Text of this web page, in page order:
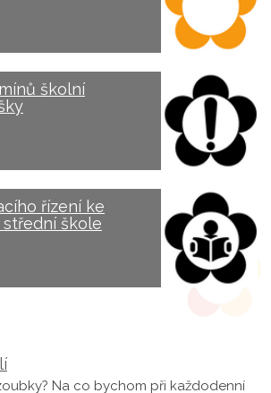
školní
řízení ke
škole
Na co bychom při každodenní